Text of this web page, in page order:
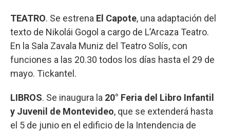
TEATRO. Se estrena El Capote, una adaptación del
texto de Nikolái Gogol a cargo de L’Arcaza Teatro.
En la Sala Zavala Muniz del Teatro Solís, con
funciones a las 20.30 todos los días hasta el 29 de
mayo. Tickantel.
LIBROS. Se inaugura la 20° Feria del Libro Infantil
y Juvenil de Montevideo, que se extenderá hasta
el 5 de junio en el edificio de la Intendencia de